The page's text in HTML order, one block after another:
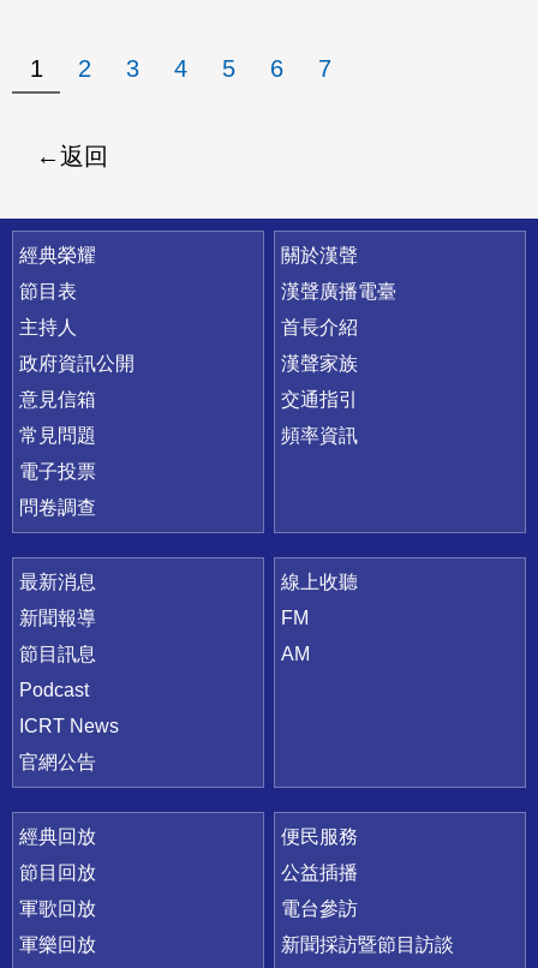
1 2 3 4 5 6 7
返回
快速連結
經典榮耀
節目表
主持人
政府資訊公開
意見信箱
常見問題
電子投票
問卷調查
關於漢聲
漢聲廣播電臺
首長介紹
漢聲家族
交通指引
頻率資訊
最新消息
新聞報導
節目訊息
Podcast
ICRT News
官網公告
線上收聽
FM
AM
經典回放
節目回放
軍歌回放
軍樂回放
便民服務
公益插播
電台參訪
新聞採訪暨節目訪談